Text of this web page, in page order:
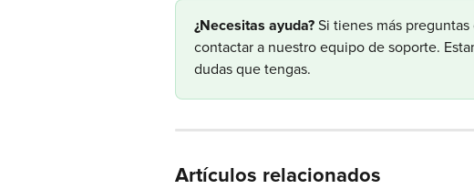
​¿Necesitas ayuda? Si tienes más
contactar a nuestro equipo de soporte.
dudas que tengas.
Artículos relacionados